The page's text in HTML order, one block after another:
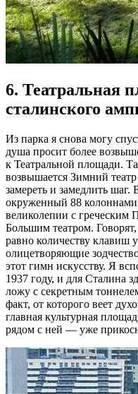
6. Театральная
сталинского
Из парка я снова могу
душа просит более
к Театральной площади.
возвышается Зимний
замереть и замедлить
окруженный 88
великолепии с греческим
Большим театром.
равно количеству клавиш
олицетворяющие
этот гимн искусству. Я
1937 году, и для Сталина
ложу с секретным
факт, от которого веет
главная культурная
рядом с ней — уже